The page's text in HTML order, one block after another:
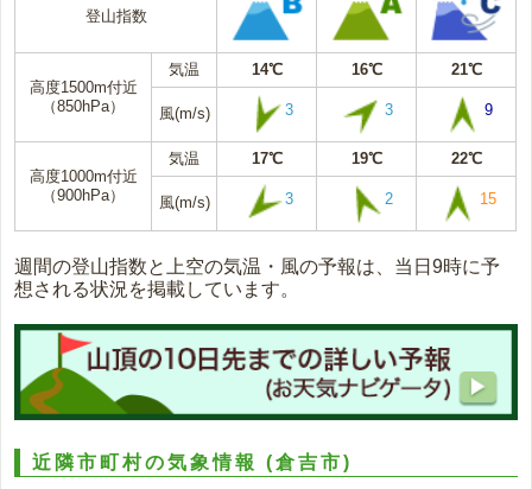
登山指数
高度1500m付近
（850hPa）
気温 14℃ 16℃ 21℃
風(m/s) 3 3 9
高度1000m付近
（900hPa）
気温 17℃ 19℃ 22℃
風(m/s) 3 2 15
週間の登山指数と上空の気温・風の予報は、当日9時に予
想される状況を掲載しています。
近隣市町村の気象情報(倉吉市)